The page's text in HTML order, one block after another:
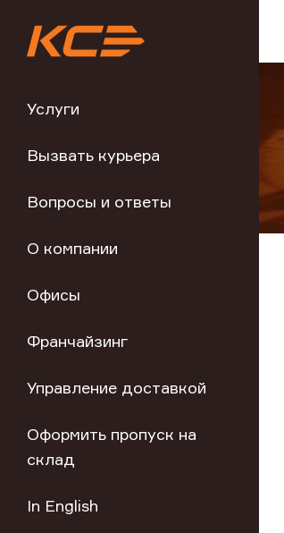
Услуги
Вызвать курьера
Вопросы и ответы
О компании
Офисы
Франчайзинг
Управление доставкой
Оформить пропуск на
склад
In English